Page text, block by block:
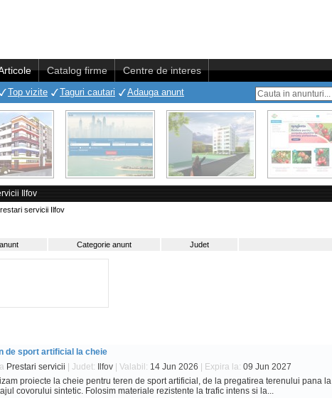
Catalog firme Centre de interes
Top vizite Taguri cautari Adauga anunt
Ilfov
servicii Ilfov
Categorie anunt
Judet
de sport artificial la cheie
Prestari servicii | Judet: Ilfov | Valabil: 14 Jun 2026 | Expira la: 09 Jun 2027
proiecte la cheie pentru teren de sport artificial, de la pregatirea terenului pana la
covorului sintetic. Folosim materiale rezistente la trafic intens si la...